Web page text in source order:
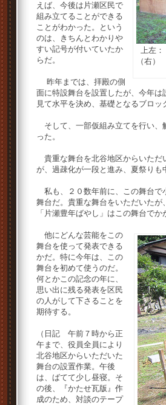
上左
（右
えば、今後は片瀬区民で
組み立てることができる
ことがわかった。という
のは、きちんとわかりや
すい記号が付いていたか
らだ。
昨年までは、拝殿の側
面に特設舞台を設置したが、今年
見て水平を決め、基礎となるブロッ
そして、一部仮組み立てを行い、
った。
貴重な舞台を北谷地区からいただ
が、過疎化が一段と進み、夏祭り
私も、２０数年前に、この舞台で
舞台だ。貴重な舞台をいただいた
「片瀬豊年ばやし」はこの舞台で
他にどんな芸能をこの
舞台を使って発表できる
かだ。特に今年は、この
舞台を初めて使うのだ。
何とかこの記念の年に、
思い出に残る発表を区民
の人がして下さることを
期待する。
（日記 午前７時から正
午まで、役員全員により
北谷地区からいただいた
舞台の設置作業。午後
は、ばてて少し昼寝。そ
の後、『かたせ瓦版』作
成のため、対談のテープ